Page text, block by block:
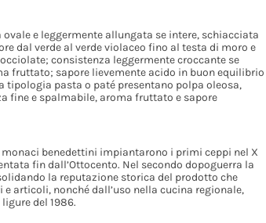
e leggermente allungata se intere, schiacciata
dal verde al verde violaceo fino al testa di moro e
consistenza leggermente croccante se
fruttato; sapore lievemente acido in buon equilibrio
tipologia pasta o paté presentano polpa oleosa,
fine e spalmabile, aroma fruttato e sapore
benedettini impiantarono i primi ceppi nel X
fin dall’Ottocento. Nel secondo dopoguerra la
la reputazione storica del prodotto che
articoli, nonché dall’uso nella cucina regionale,
del 1986.